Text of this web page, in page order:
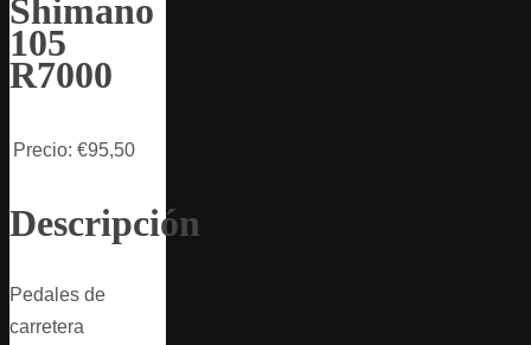
Shimano
105
R7000
Precio: €95,50
Descripción
Pedales de
carretera